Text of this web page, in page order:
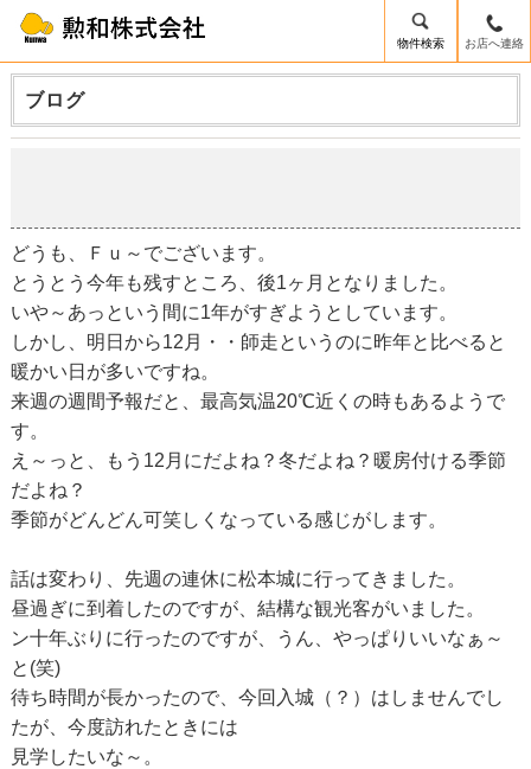
物件検索 お店へ連絡
ブログ
どうも、Ｆｕ～でございます。
とうとう今年も残すところ、後1ヶ月となりました。
いや～あっという間に1年がすぎようとしています。
しかし、明日から12月・・師走というのに昨年と比べると
暖かい日が多いですね。
来週の週間予報だと、最高気温20℃近くの時もあるようで
す。
え～っと、もう12月にだよね？冬だよね？暖房付ける季節
だよね？
季節がどんどん可笑しくなっている感じがします。
話は変わり、先週の連休に松本城に行ってきました。
昼過ぎに到着したのですが、結構な観光客がいました。
ン十年ぶりに行ったのですが、うん、やっぱりいいなぁ～
と(笑)
待ち時間が長かったので、今回入城（？）はしませんでし
たが、今度訪れたときには
見学したいな～。